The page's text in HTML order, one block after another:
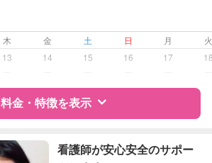
子育て経験
対応可否は個別に相談
なし
木 金 土 日 月
13 14 15 16 17
料金・特徴を表示
レビュー
看護師が安心安全のサポー